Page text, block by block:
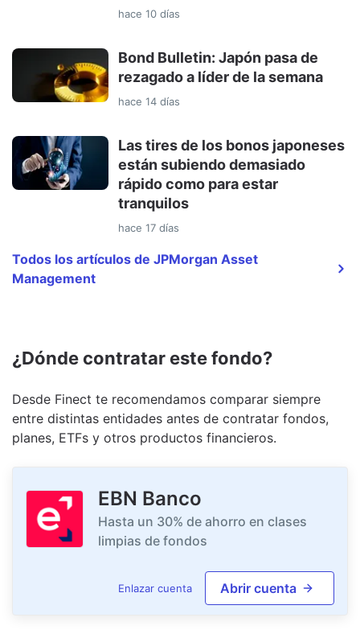
hace 10 días
Bond Bulletin: Japón pasa de
rezagado a líder de la semana
hace 14 días
Las tires de los bonos japoneses
están subiendo demasiado
rápido como para estar
tranquilos
hace 17 días
Todos los artículos de JPMorgan Asset
Management
¿Dónde contratar este fondo?
Desde Finect te recomendamos comparar siempre
entre distintas entidades antes de contratar fondos,
planes, ETFs y otros productos financieros.
EBN Banco
Hasta un 30% de ahorro en clases
limpias de fondos
Enlazar cuenta Abrir cuenta